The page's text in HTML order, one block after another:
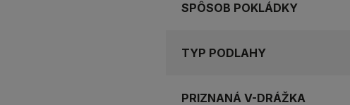
SPÔSOB POKLÁDKY
TYP PODLAHY
PRIZNANÁ V-DRÁŽKA